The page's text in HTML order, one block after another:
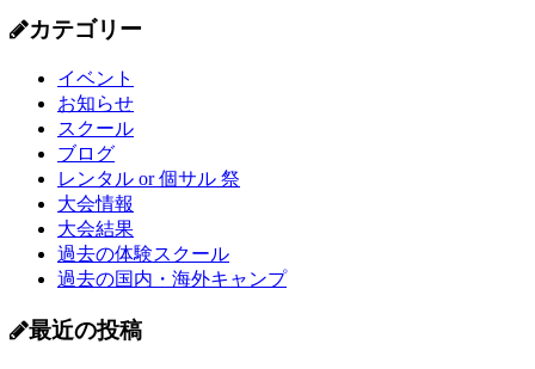
カテゴリー
イベント
お知らせ
スクール
ブログ
レンタル or 個サル 祭
大会情報
大会結果
過去の体験スクール
過去の国内・海外キャンプ
最近の投稿